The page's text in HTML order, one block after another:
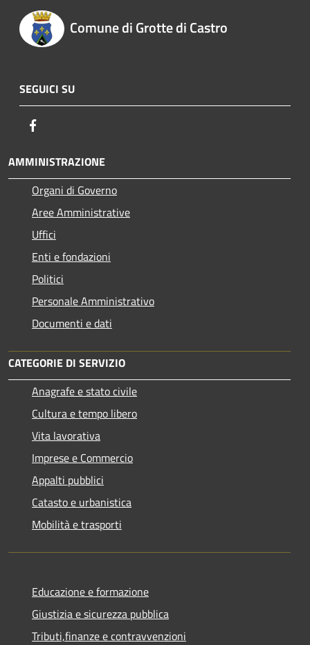
Comune di Grotte di Castro
SEGUICI SU
AMMINISTRAZIONE
Organi di Governo
Aree Amministrative
Uffici
Enti e fondazioni
Politici
Personale Amministrativo
Documenti e dati
CATEGORIE DI SERVIZIO
Anagrafe e stato civile
Cultura e tempo libero
Vita lavorativa
Imprese e Commercio
Appalti pubblici
Catasto e urbanistica
Mobilità e trasporti
Educazione e formazione
Giustizia e sicurezza pubblica
Tributi,finanze e contravvenzioni